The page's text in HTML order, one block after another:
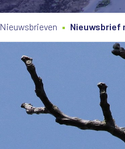
Nieuwsbrieven Nieuwsbrief